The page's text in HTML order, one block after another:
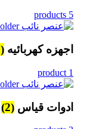
5 products
اجهزه كهربائيه (1)
1 product
ادوات قياس (2)